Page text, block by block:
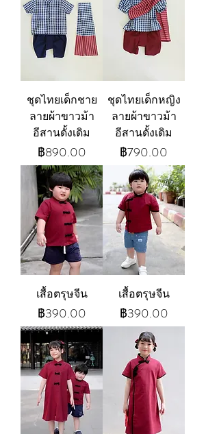
ชุดไทยเด็กชาย
ลายผ้าขาวม้า
อีสานดั้งเดิม
ราคา
฿890.00
ชุดไทยเด็กหญิง
ลายผ้าขาวม้า
อีสานดั้งเดิม
ราคา
฿790.00
เสื้อตรุษจีน
ราคา
฿390.00
เสื้อตรุษจีน
ราคา
฿390.00